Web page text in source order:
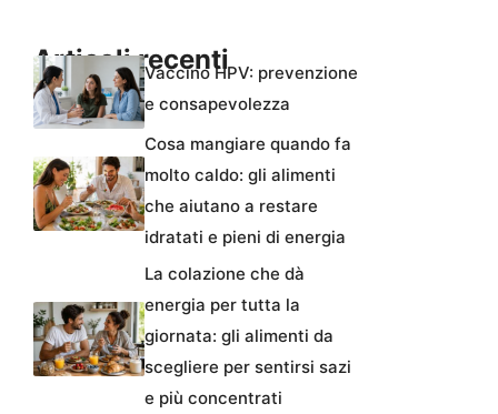
Articoli recentiVaccino HPV: prevenzione
e consapevolezza
Cosa mangiare quando fa
molto caldo: gli alimenti
che aiutano a restare
idratati e pieni di energia
La colazione che dà
energia per tutta la
giornata: gli alimenti da
scegliere per sentirsi sazi
e più concentrati